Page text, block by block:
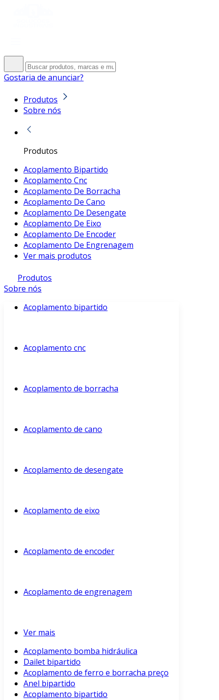
Gostaria de anunciar?
Produtos
Sobre nós
Produtos
Acoplamento Bipartido
Acoplamento Cnc
Acoplamento De Borracha
Acoplamento De Cano
Acoplamento De Desengate
Acoplamento De Eixo
Acoplamento De Encoder
Acoplamento De Engrenagem
Ver mais produtos
Produtos
Sobre nós
Acoplamento bipartido
Acoplamento cnc
Acoplamento de borracha
Acoplamento de cano
Acoplamento de desengate
Acoplamento de eixo
Acoplamento de encoder
Acoplamento de engrenagem
Ver mais
Acoplamento bomba hidráulica
Dailet bipartido
Acoplamento de ferro e borracha preço
Anel bipartido
Acoplamento bipartido